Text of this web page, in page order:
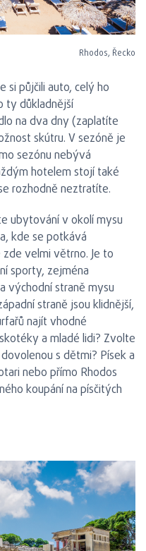
Rhodos, Řecko
půjčili auto, celý ho
ty důkladnější
na dva dny (zaplatíte
skútru. V sezóně je
sezónu nebývá
hotelem stojí také
rozhodně neztratíte.
ubytování v okolí mysu
kde se potkává
velmi větrno. Je to
sporty, zejména
východní straně mysu
straně jsou klidnější,
najít vhodné
a mladé lidi? Zvolte
s dětmi? Písek a
nebo přímo Rhodos
koupání na písčitých